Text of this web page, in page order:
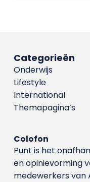
Categorieën
Onderwijs
Lifestyle
International
Themapagina’s
Colofon
Punt is het
en opinievorming
medewerkers van